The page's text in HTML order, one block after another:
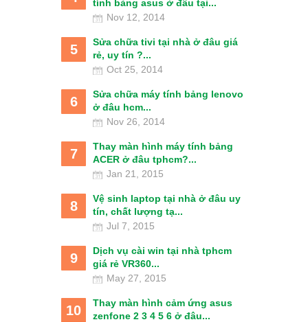
tính bảng asus ở đâu tại...
Nov 12, 2014
5
Sửa chữa tivi tại nhà ở đâu giá
rẻ, uy tín ?...
Oct 25, 2014
6
Sửa chữa máy tính bảng lenovo
ở đâu hcm...
Nov 26, 2014
7
Thay màn hình máy tính bảng
ACER ở đâu tphcm?...
Jan 21, 2015
8
Vệ sinh laptop tại nhà ở đâu uy
tín, chất lượng tạ...
Jul 7, 2015
9
Dịch vụ cài win tại nhà tphcm
giá rẻ VR360...
May 27, 2015
10
Thay màn hình cảm ứng asus
zenfone 2 3 4 5 6 ở đâu...